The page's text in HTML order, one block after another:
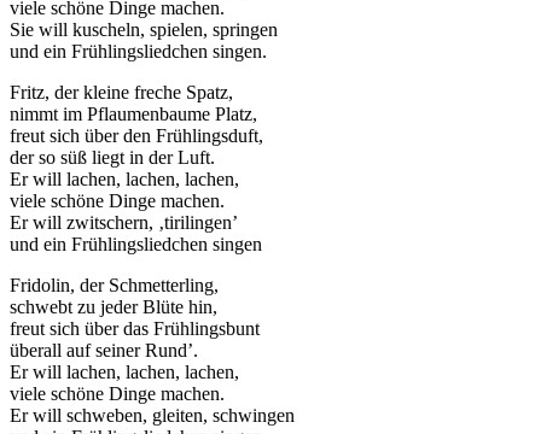
viele schöne Dinge machen.
Sie will kuscheln, spielen, springen
und ein Frühlingsliedchen singen.
Fritz, der kleine freche Spatz,
nimmt im Pflaumenbaume Platz,
freut sich über den Frühlingsduft,
der so süß liegt in der Luft.
Er will lachen, lachen, lachen,
viele schöne Dinge machen.
Er will zwitschern, ‚tirilingen’
und ein Frühlingsliedchen singen
Fridolin, der Schmetterling,
schwebt zu jeder Blüte hin,
freut sich über das Frühlingsbunt
überall auf seiner Rund’.
Er will lachen, lachen, lachen,
viele schöne Dinge machen.
Er will schweben, gleiten, schwingen